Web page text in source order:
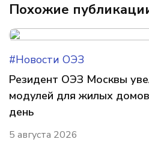
Похожие
#Новости ОЭЗ
Резидент ОЭЗ Москвы
модулей для жилых
день
5 августа 2026